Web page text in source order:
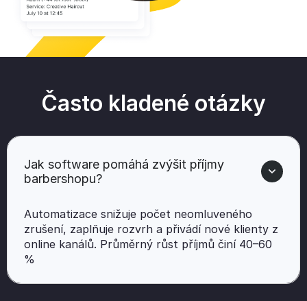
Často kladené otázky
Jak software pomáhá zvýšit příjmy
barbershopu?
Automatizace snižuje počet neomluveného
zrušení, zaplňuje rozvrh a přivádí nové klienty z
online kanálů. Průměrný růst příjmů činí 40–60
%